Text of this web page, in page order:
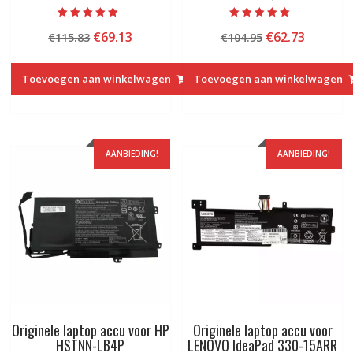
5.00
van 5
€115.83 Oorspronkelijke
was:
€115.83.
€69.13
is:
€69.13.
Toevoegen aan winkelwagen
5.00
van 5
€104.95
was:
€104.95.
€62.73Huidige
is:
€62.73.
Toevoegen aan winkelwagen
AANBIEDING!
Originele laptop accu voor HP
HSTNN-LB4P
AANBIEDING!
Originele laptop accu voor
LENOVO IdeaPad 330-15ARR